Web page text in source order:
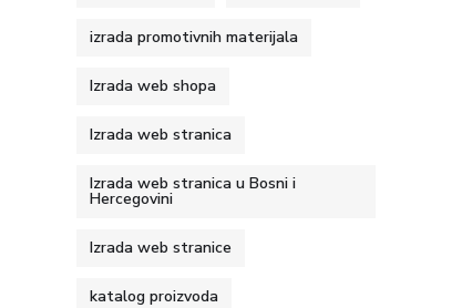
izrada promotivnih materijala
Izrada web shopa
Izrada web stranica
Izrada web stranica u Bosni i
Hercegovini
Izrada web stranice
katalog proizvoda